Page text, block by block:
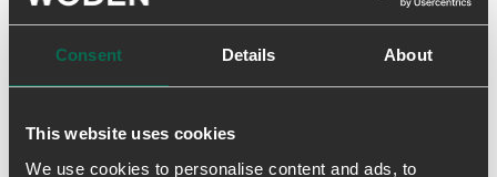
Consent Details About
This website uses cookies
We use cookies to personalise content and ads, to
foer giver et tætsiddende design.
- Certificeret læder fra LWG
- Varmt foer i 100% geanvendt polyester
- Vandtæt med Cosmo™ membran